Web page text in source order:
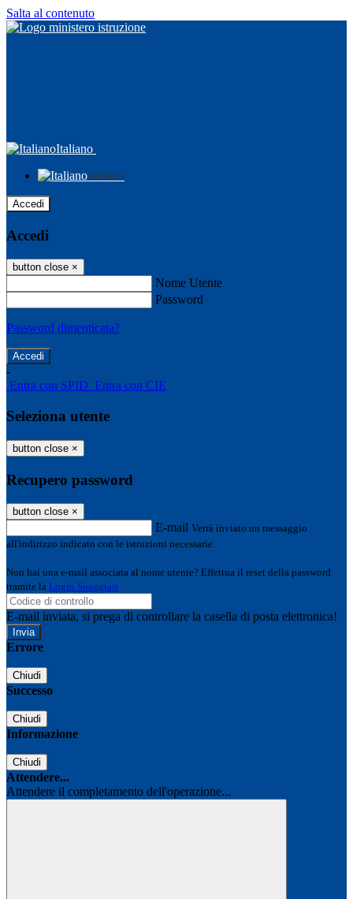
Salta al contenuto
Italiano
Italiano
Accedi
Accedi
button close ×
Nome Utente
Password
Password dimenticata?
-
Entra con SPID Entra con CIE
Seleziona utente
button close ×
Recupero password
button close ×
E-mail Verrà inviato un messaggio
all'indirizzo indicato con le istruzioni necessarie.
Non hai una e-mail associata al nome utente? Effettua il reset della password
tramite la Login Spaggiari
E-mail inviata, si prega di controllare la casella di posta elettronica!
Errore
Chiudi
Successo
Chiudi
Informazione
Chiudi
Attendere...
Attendere il completamento dell'operazione...